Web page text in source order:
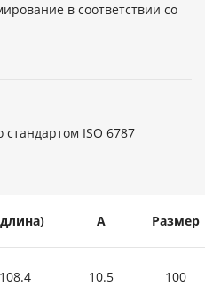
в соответствии со
стандартом ISO 6787
A Размер
108.4 10.5 100